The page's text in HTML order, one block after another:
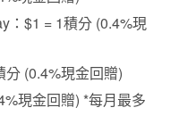
：$1 = 1積分 (0.4%現
(0.4%現金回贈)
現金回贈) *每月最多